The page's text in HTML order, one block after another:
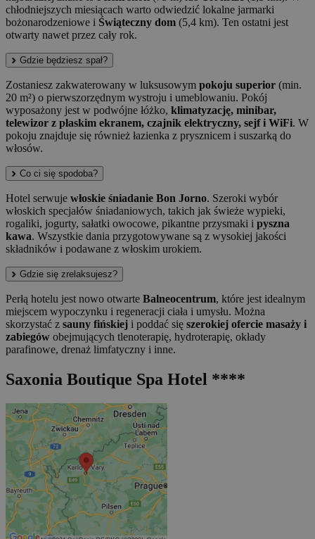
chłodniejszych miesiącach warto odwiedzić lokalne jarmarki
bożonarodzeniowe i Świąteczny dom (5,4 km). Ten ostatni jest
otwarty nawet przez cały rok.
Gdzie będziesz spał?
Zostaniesz zakwaterowany w luksusowym pokoju superior (min.
20 m²) o pierwszorzędnym wystroju i umeblowaniu. Pokój
wyposażony jest w podwójne łóżko, klimatyzację, minibar,
telewizor z płaskim ekranem, czajnik elektryczny, sejf i WiFi. W
pokoju znajduje się również łazienka z prysznicem i suszarką do
włosów.
Co ci się spodoba?
Hotel serwuje włoskie śniadanie Bon Jorno. Szeroki wybór
włoskich specjałów śniadaniowych, takich jak świeże wypieki,
rogaliki, jogurty, sałatki owocowe, pikantne przysmaki i pyszna
kawa. Wszystkie dania przygotowywane są z wysokiej jakości
składników i podawane z włoskim urokiem.
Gdzie się zrelaksujesz?
Perłą hotelu jest nowo otwarte Balneocentrum, które jest idealnym
miejscem wypoczynku i regeneracji ciała i umysłu. Można
skorzystać z sauny fińskiej i poddać się szerokiej ofercie masaży i
zabiegów obejmujących tlenoterapię, hydroterapię, okłady
parafinowe, drenaż limfatyczny i inne.
Saxonia Boutique Spa Hotel ****